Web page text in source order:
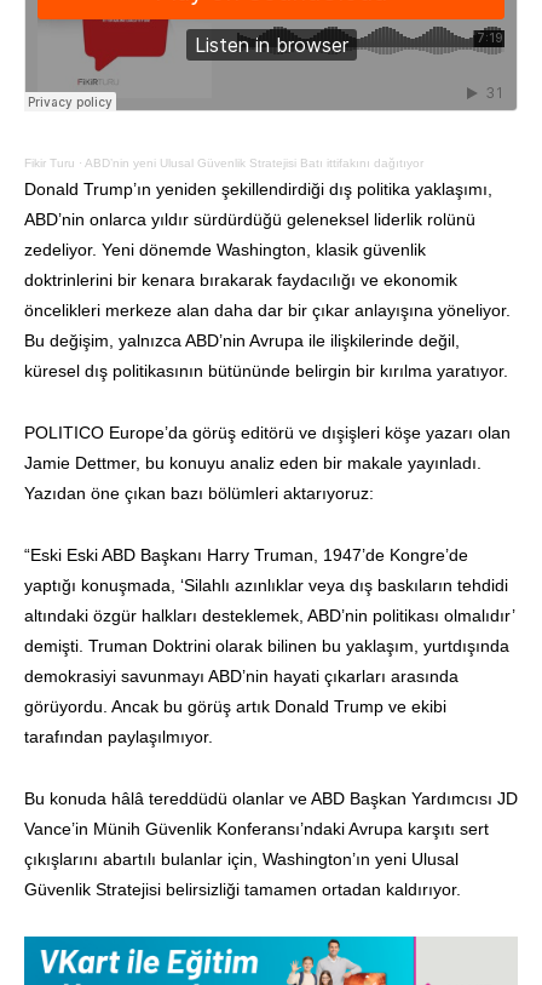
Fikir Turu · ABD’nin yeni Ulusal Güvenlik Stratejisi Batı ittifakını dağıtıyor
Donald Trump’ın yeniden şekillendirdiği dış politika yaklaşımı,
ABD’nin onlarca yıldır sürdürdüğü geleneksel liderlik rolünü
zedeliyor. Yeni dönemde Washington, klasik güvenlik
doktrinlerini bir kenara bırakarak faydacılığı ve ekonomik
öncelikleri merkeze alan daha dar bir çıkar anlayışına yöneliyor.
Bu değişim, yalnızca ABD’nin Avrupa ile ilişkilerinde değil,
küresel dış politikasının bütününde belirgin bir kırılma yaratıyor.
POLITICO Europe’da görüş editörü ve dışişleri köşe yazarı olan
Jamie Dettmer, bu konuyu analiz eden bir makale yayınladı.
Yazıdan öne çıkan bazı bölümleri aktarıyoruz:
“Eski Eski ABD Başkanı Harry Truman, 1947’de Kongre’de
yaptığı konuşmada, ‘Silahlı azınlıklar veya dış baskıların tehdidi
altındaki özgür halkları desteklemek, ABD’nin politikası olmalıdır’
demişti. Truman Doktrini olarak bilinen bu yaklaşım, yurtdışında
demokrasiyi savunmayı ABD’nin hayati çıkarları arasında
görüyordu. Ancak bu görüş artık Donald Trump ve ekibi
tarafından paylaşılmıyor.
Bu konuda hâlâ tereddüdü olanlar ve ABD Başkan Yardımcısı JD
Vance’in Münih Güvenlik Konferansı’ndaki Avrupa karşıtı sert
çıkışlarını abartılı bulanlar için, Washington’ın yeni Ulusal
Güvenlik Stratejisi belirsizliği tamamen ortadan kaldırıyor.